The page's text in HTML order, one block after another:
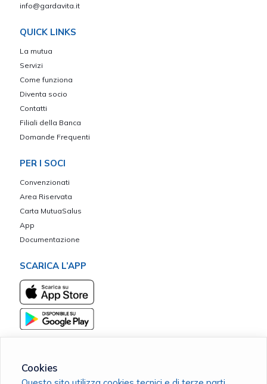
info@gardavita.it
QUICK LINKS
La mutua
Servizi
Come funziona
Diventa socio
Contatti
Filiali della Banca
Domande Frequenti
PER I SOCI
Convenzionati
Area Riservata
Carta MutuaSalus
App
Documentazione
SCARICA L’APP
Cookies